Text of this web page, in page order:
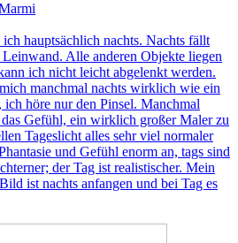
hauptsächlich nachts. Nachts fällt
Alle anderen Objekte liegen
ich nicht leicht abgelenkt werden.
manchmal nachts wirklich wie ein
ich höre nur den Pinsel. Manchmal
Gefühl, ein wirklich großer Maler zu
Tageslicht alles sehr viel normaler
und Gefühl enorm an, tags sind
der Tag ist realistischer. Mein
ist nachts anfangen und bei Tag es